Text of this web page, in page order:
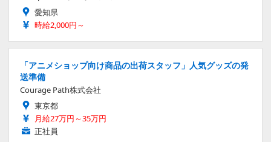
愛知県
時給2,000円～
「アニメショップ向け商品の出荷スタッフ」人気グッズの発
送準備
Courage Path株式会社
東京都
月給27万円～35万円
正社員